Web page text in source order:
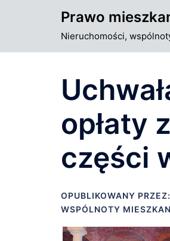
Prawo
Nieruchomości,
opłaty
części
OPUBLIKOWANY PRZEZ:
WSPÓLNOTY